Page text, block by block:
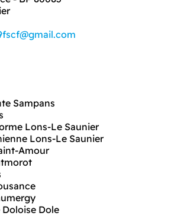
Sampans
Lons-Le Saunier
Lons-Le Saunier
Amour
Dole